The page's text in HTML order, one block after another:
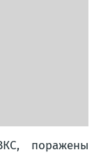
поражены